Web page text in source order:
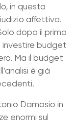
in questa
affettivo.
dopo il primo
investire budget
Ma il budget
è già
Damasio in
enormi sul